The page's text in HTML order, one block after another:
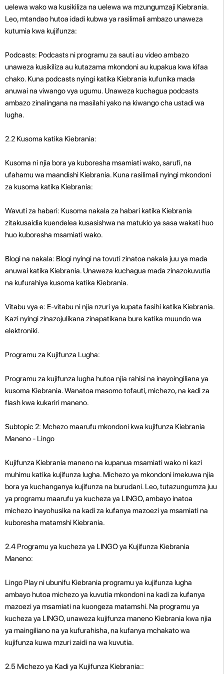
uelewa wako wa kusikiliza na uelewa wa mzungumzaji Kiebrania.
Leo, mtandao hutoa idadi kubwa ya rasilimali ambazo unaweza
kutumia kwa kujifunza:
Podcasts: Podcasts ni programu za sauti au video ambazo
unaweza kusikiliza au kutazama mkondoni au kupakua kwa kifaa
chako. Kuna podcasts nyingi katika Kiebrania kufunika mada
anuwai na viwango vya ugumu. Unaweza kuchagua podcasts
ambazo zinalingana na masilahi yako na kiwango cha ustadi wa
lugha.
2.2 Kusoma katika Kiebrania:
Kusoma ni njia bora ya kuboresha msamiati wako, sarufi, na
ufahamu wa maandishi Kiebrania. Kuna rasilimali nyingi mkondoni
za kusoma katika Kiebrania:
Wavuti za habari: Kusoma nakala za habari katika Kiebrania
zitakusaidia kuendelea kusasishwa na matukio ya sasa wakati huo
huo kuboresha msamiati wako.
Blogi na nakala: Blogi nyingi na tovuti zinatoa nakala juu ya mada
anuwai katika Kiebrania. Unaweza kuchagua mada zinazokuvutia
na kufurahiya kusoma katika Kiebrania.
Vitabu vya e: E-vitabu ni njia nzuri ya kupata fasihi katika Kiebrania.
Kazi nyingi zinazojulikana zinapatikana bure katika muundo wa
elektroniki.
Programu za Kujifunza Lugha:
Programu za kujifunza lugha hutoa njia rahisi na inayoingiliana ya
kusoma Kiebrania. Wanatoa masomo tofauti, michezo, na kadi za
flash kwa kukariri maneno.
Subtopic 2: Mchezo maarufu mkondoni kwa kujifunza Kiebrania
Maneno - Lingo
Kujifunza Kiebrania maneno na kupanua msamiati wako ni kazi
muhimu katika kujifunza lugha. Michezo ya mkondoni imekuwa njia
bora ya kuchanganya kujifunza na burudani. Leo, tutazungumza juu
ya programu maarufu ya kucheza ya LINGO, ambayo inatoa
michezo inayohusika na kadi za kufanya mazoezi ya msamiati na
kuboresha matamshi Kiebrania.
2.4 Programu ya kucheza ya LINGO ya Kujifunza Kiebrania
Maneno:
Lingo Play ni ubunifu Kiebrania programu ya kujifunza lugha
ambayo hutoa michezo ya kuvutia mkondoni na kadi za kufanya
mazoezi ya msamiati na kuongeza matamshi. Na programu ya
kucheza ya LINGO, unaweza kujifunza maneno Kiebrania kwa njia
ya maingiliano na ya kufurahisha, na kufanya mchakato wa
kujifunza kuwa mzuri zaidi na wa kuvutia.
2.5 Michezo ya Kadi ya Kujifunza Kiebrania::